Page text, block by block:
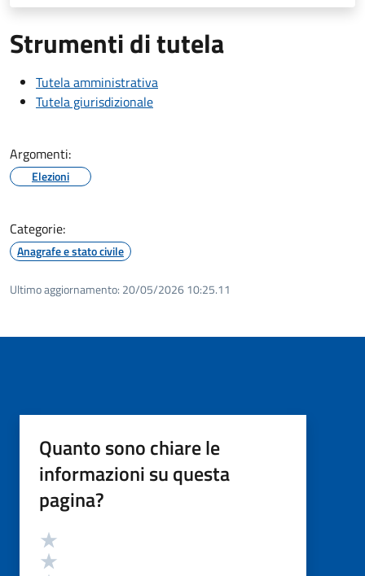
Strumenti di tutela
Tutela amministrativa
Tutela giurisdizionale
Argomenti:
Elezioni
Categorie:
Anagrafe e stato civile
Ultimo aggiornamento: 20/05/2026 10:25.11
Quanto sono chiare le
informazioni su questa
pagina?
Valutazione